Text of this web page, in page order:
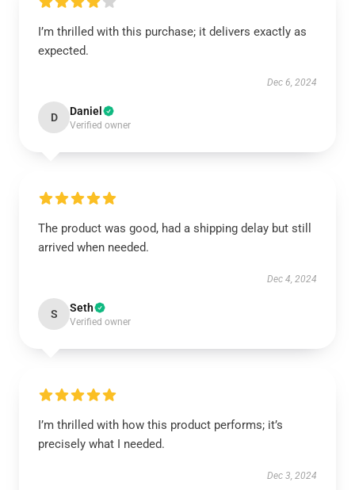
I’m thrilled with this purchase; it delivers exactly as
expected.
Dec 6, 2024
D Daniel
Verified owner
The product was good, had a shipping delay but still
arrived when needed.
Dec 4, 2024
S Seth
Verified owner
I’m thrilled with how this product performs; it’s
precisely what I needed.
Dec 3, 2024